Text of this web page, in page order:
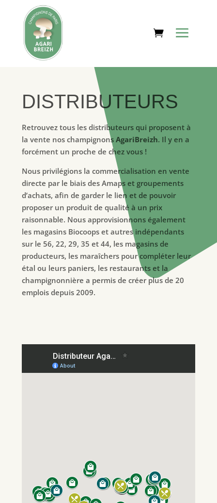
DISTRIBUTEURS
Retrouvez tous les distributeurs qui proposent à
la vente nos champignons AgariBreizh. Il y en a
forcément un proche de chez vous !
Nous privilégions la commercialisation en vente
directe par le biais des Amaps et groupements
d’achats, afin de garder le lien et de pouvoir
proposer un produit de qualité à un prix
raisonnable. Nous approvisionnons également
les magasins Biocoops et autres indépendants
sur le 56, 22, 29, 35 et 44, les magasins de
producteurs, les maraîchers pour compléter leur
étal ou leurs paniers, les restaurants et la
champignonnière a permis de créer plus de 20
emplois depuis 2009.